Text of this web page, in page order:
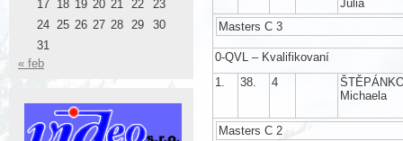
17 18 19 20 21 22
23
24 25 26 27 28 29
30
31
« feb
Julia
Masters C 3
0-QVL – Kvalifikovaní
1.
38. 4
Michaela
Masters C 2